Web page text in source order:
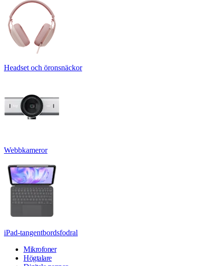
Headset och öronsnäckor
Webbkameror
iPad-tangentbordsfodral
Mikrofoner
Högtalare